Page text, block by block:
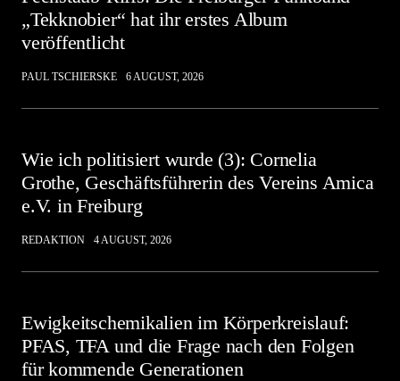
„Tekknobier“ hat ihr erstes Album
veröffentlicht
PAUL TSCHIERSKE 6 AUGUST, 2026
Wie ich politisiert wurde (3): Cornelia
Grothe, Geschäftsführerin des Vereins Amica
e.V. in Freiburg
REDAKTION 4 AUGUST, 2026
Ewigkeitschemikalien im Körperkreislauf:
PFAS, TFA und die Frage nach den Folgen
für kommende Generationen